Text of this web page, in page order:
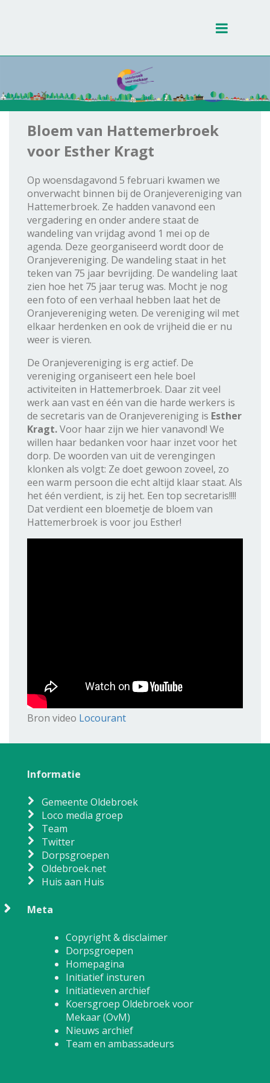
Toggle
Bloem van Hattemerbroek
voor Esther Kragt
Op woensdagavond 5 februari kwamen we
onverwacht binnen bij de Oranjevereniging van
Hattemerbroek. Ze hadden vanavond een
vergadering en onder andere staat de
wandeling van vrijdag avond 1 mei op de
agenda. Deze georganiseerd wordt door de
Oranjevereniging. De wandeling staat in het
teken van 75 jaar bevrijding. De wandeling laat
zien hoe het 75 jaar terug was. Mocht je nog
een foto of een verhaal hebben laat het de
Oranjevereniging weten. De vereniging wil met
elkaar herdenken en ook de vrijheid die er nu
weer is vieren.
De Oranjevereniging is erg actief. De
vereniging organiseert een hele boel
activiteiten in Hattemerbroek. Daar zit veel
werk aan vast en één van die harde werkers is
de secretaris van de Oranjevereniging is Esther
Kragt.Voor haar zijn we hier vanavond! We
willen haar bedanken voor haar inzet voor het
dorp. De woorden van uit de verengingen
klonken als volgt: Ze doet gewoon zoveel, zo
een warm persoon die echt altijd klaar staat. Als
het één verdient, is zij het. Een top secretaris!!!!
Dat verdient een bloemetje de bloem van
Hattemerbroek is voor jou Esther!
Bron video Locourant
Informatie
Gemeente Oldebroek
Loco media groep
Team
Twitter
Dorpsgroepen
Oldebroek.net
Huis aan Huis
Meta
Copyright & disclaimer
Dorpsgroepen
Homepagina
Initiatief insturen
Initiatieven archief
Koersgroep Oldebroek voor
Mekaar (OvM)
Nieuws archief
Team en ambassadeurs